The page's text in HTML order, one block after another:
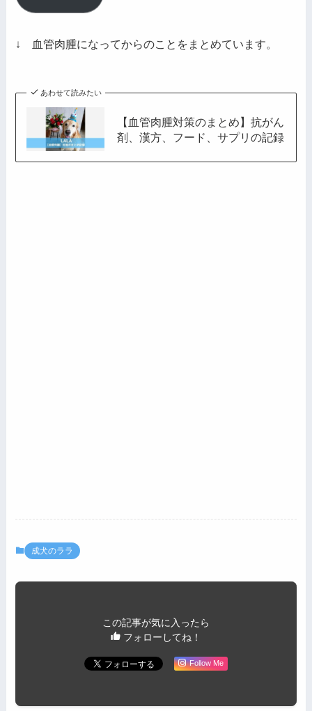
ア
レ
↓ 血管肉腫になってからのことをまとめています。
あわせて読みたい
【血管肉腫対策のまとめ】抗がん
剤、漢方、フード、サプリの記録
成犬のララ
この記事が気に入ったら
フォローしてね！
Follow Me